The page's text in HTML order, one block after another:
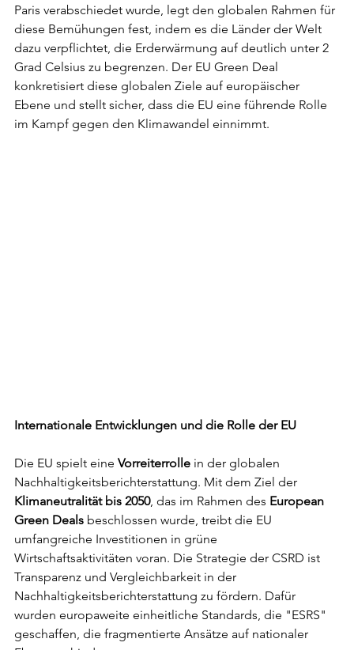
Paris verabschiedet wurde, legt den globalen Rahmen für
diese Bemühungen fest, indem es die Länder der Welt
dazu verpflichtet, die Erderwärmung auf deutlich unter 2
Grad Celsius zu begrenzen. Der EU Green Deal
konkretisiert diese globalen Ziele auf europäischer
Ebene und stellt sicher, dass die EU eine führende Rolle
im Kampf gegen den Klimawandel einnimmt.
Internationale Entwicklungen und die Rolle der EU
Die EU spielt eine Vorreiterrolle in der globalen
Nachhaltigkeitsberichterstattung. Mit dem Ziel der
Klimaneutralität bis 2050, das im Rahmen des European
Green Deals beschlossen wurde, treibt die EU
umfangreiche Investitionen in grüne
Wirtschaftsaktivitäten voran. Die Strategie der CSRD ist
Transparenz und Vergleichbarkeit in der
Nachhaltigkeitsberichterstattung zu fördern. Dafür
wurden europaweite einheitliche Standards, die "ESRS"
geschaffen, die fragmentierte Ansätze auf nationaler